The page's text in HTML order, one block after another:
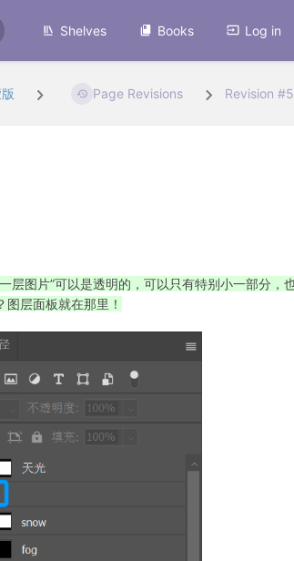
Shelves Books Log in
Page Revisions Revision
层图片”可以是透明的，可以只有特别小一部分，
层面板就在那里！